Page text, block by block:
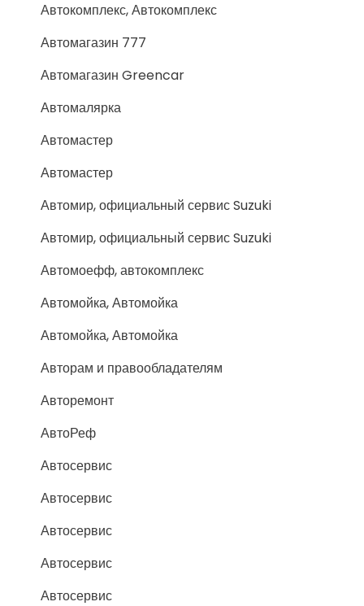
Автокомплекс, Автокомплекс
Автомагазин 777
Автомагазин Greencar
Автомалярка
Автомастер
Автомастер
Автомир, официальный сервис Suzuki
Автомир, официальный сервис Suzuki
Автомоефф, автокомплекс
Автомойка, Автомойка
Автомойка, Автомойка
Авторам и правообладателям
Авторемонт
АвтоРеф
Автосервис
Автосервис
Автосервис
Автосервис
Автосервис